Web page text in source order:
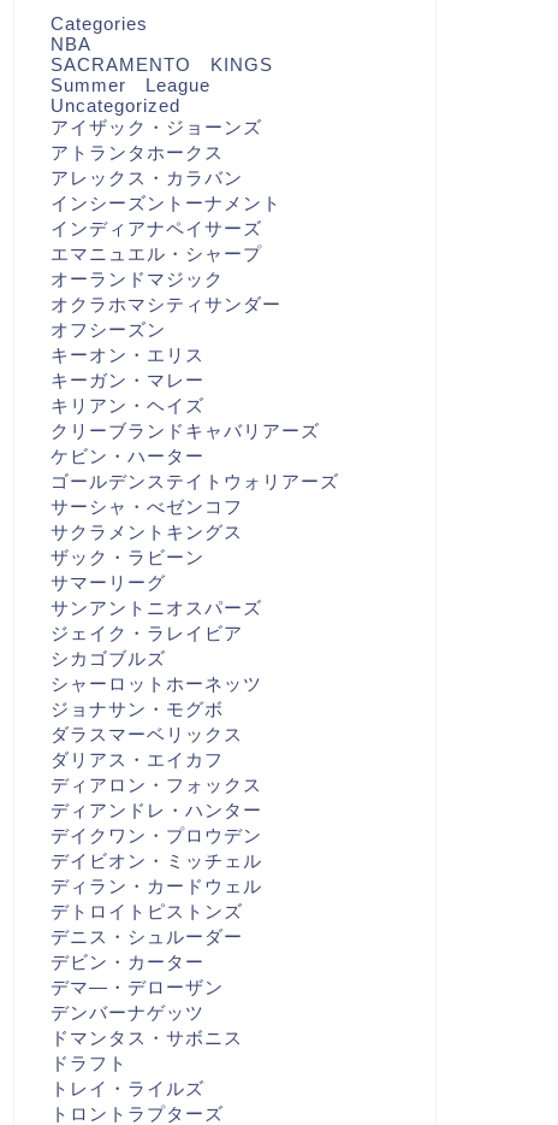
24-25 GAME34 VS PHI 新年幕
2025年1月3日
Categories
NBA
SACRAMENTO KINGS
Summer League
Uncategorized
アイザック・ジョーンズ
アトランタホークス
アレックス・カラバン
インシーズントーナメント
インディアナペイサーズ
エマニュエル・シャープ
オーランドマジック
オクラホマシティサンダー
オフシーズン
キーオン・エリス
キーガン・マレー
キリアン・ヘイズ
クリーブランドキャバリアーズ
ケビン・ハーター
ゴールデンステイトウォリアーズ
サーシャ・べゼンコフ
サクラメントキングス
ザック・ラビーン
サマーリーグ
サンアントニオスパーズ
ジェイク・ラレイビア
シカゴブルズ
シャーロットホーネッツ
ジョナサン・モグボ
ダラスマーベリックス
ダリアス・エイカフ
ディアロン・フォックス
ディアンドレ・ハンター
デイクワン・プロウデン
デイビオン・ミッチェル
ディラン・カードウェル
デトロイトピストンズ
デニス・シュルーダー
デビン・カーター
デマ―・デローザン
デンバーナゲッツ
ドマンタス・サボニス
ドラフト
トレイ・ライルズ
トロントラプターズ